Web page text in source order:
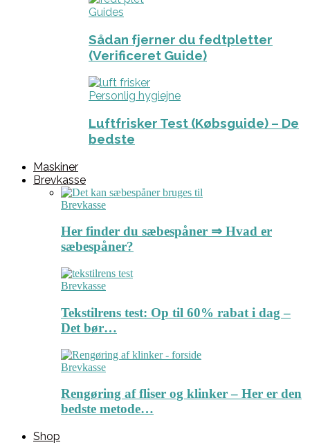
Guides
Sådan fjerner du fedtpletter
(Verificeret Guide)
Personlig hygiejne
Luftfrisker Test (Købsguide) – De
bedste
Maskiner
Brevkasse
Brevkasse
Her finder du sæbespåner ⇒ Hvad er
sæbespåner?
Brevkasse
Tekstilrens test: Op til 60% rabat i dag –
Det bør…
Brevkasse
Rengøring af fliser og klinker – Her er den
bedste metode…
Shop